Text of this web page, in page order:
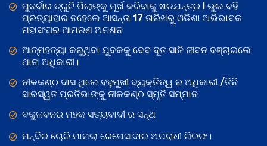
ପୁନର୍ବାର ତ୍ରୁଟି ପିଲାଙ୍କୁ ମୂର୍ଖ କରିବାକୁ ଷଡଯନ୍ତ୍ର ! ଭୁଲ ବହି
ପ୍ରତ୍ୟାହାର ନହେଲେ ଆସନ୍ତା 17 ତାରିଖରୁ ଓଡିଶା ଅଭିଭାବକ
ମହାସଂଘର ଆମରଣ ଅନଶନ
ଆତ୍ମହତ୍ୟା କରୁଥିବା ଯୁବକକୁ ଦେବ ଦୂତ ସାଜି ଜୀବନ ବଞ୍ଚାଇଲେ
ଥାନା ଅଧିକାରୀ।
ନୀଳକଣ୍ଠ ଦାସ ଥିଲେ ବହୁମୁଖୀ ବ୍ୟକ୍ତିତ୍ୱ ର ଅଧିକାରୀ /ତିନି
ସାରସ୍ୱତ ପ୍ରତିଭାଙ୍କୁ ନୀଳକଣ୍ଠ ସ୍ମୃତି ସମ୍ମାନ
ବକୁଳବନର ମହକ ସତ୍ୟବାଦୀ ର ସନ୍ଥ
ମନ୍ଦିର ଚୋରି ମାମଲା ରେପେସାଦାର ଅପରାଧୀ ଗିରଫ।